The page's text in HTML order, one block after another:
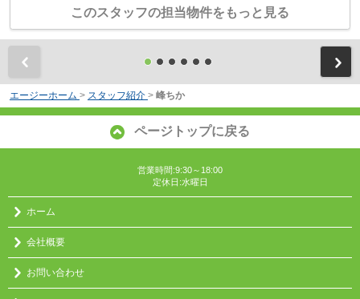
このスタッフの担当物件をもっと見る
エージーホーム > スタッフ紹介 > 峰ちか
ページトップに戻る
営業時間:9:30～18:00
定休日:水曜日
ホーム
会社概要
お問い合わせ